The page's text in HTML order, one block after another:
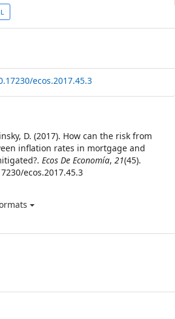
ecos.2017.45.3
D. (2017). How can the risk from
inflation rates in mortgage and
Ecos De Economía, 21(45).
ecos.2017.45.3